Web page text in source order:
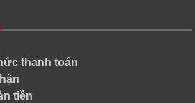
thanh toán
tiền